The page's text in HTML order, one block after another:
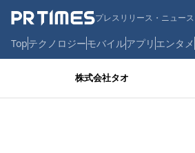
プレスリリース・ニュー
Topテクノロジーモバイルアプリ エンタメ
株式会社タオ